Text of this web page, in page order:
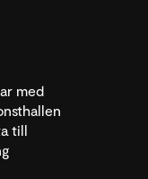
med
till